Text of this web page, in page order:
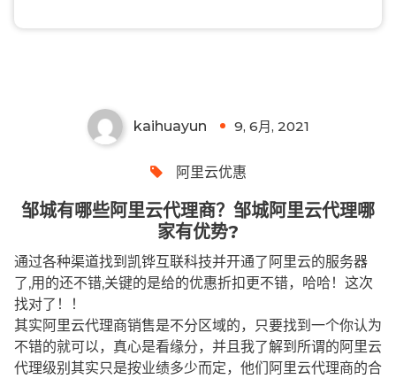
kaihuayun 9, 6月, 2021
阿里云优惠
邹城有哪些阿里云代理商？邹城阿里云代理哪
家有优势?
通过各种渠道找到凯铧互联科技并开通了阿里云的服务器
了,用的还不错,关键的是给的优惠折扣更不错，哈哈！这次
找对了！！
其实阿里云代理商销售是不分区域的，只要找到一个你认为
不错的就可以，真心是看缘分，并且我了解到所谓的阿里云
代理级别其实只是按业绩多少而定，他们阿里云代理商的合